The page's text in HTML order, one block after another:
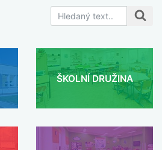
ŠKOLNÍ DRUŽINA